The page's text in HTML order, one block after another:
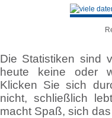
Die Statistiken sind
heute keine oder
Klicken Sie sich
nicht, schließlich
macht Spaß, sich